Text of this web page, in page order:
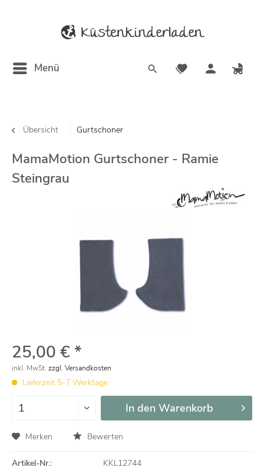
Menü
Übersicht Gurtschoner
MamaMotion Gurtschoner - Ramie
Steingrau
25,00 € *
inkl. MwSt. zzgl. Versandkosten
Lieferzeit 5-7 Werktage
In den Warenkorb
Merken Bewerten
Artikel-Nr.: KKL12744